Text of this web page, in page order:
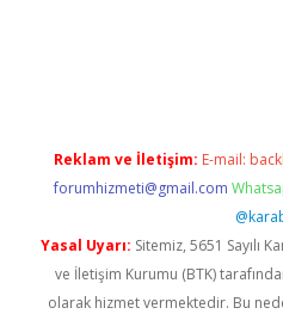
Reklam ve İletişim: E-mail:
forumhizmeti@gmail.com
Yasal Uyarı: Sitemiz, 5651 Sayılı
ve İletişim Kurumu (BTK)
olarak hizmet vermektedir. Bu